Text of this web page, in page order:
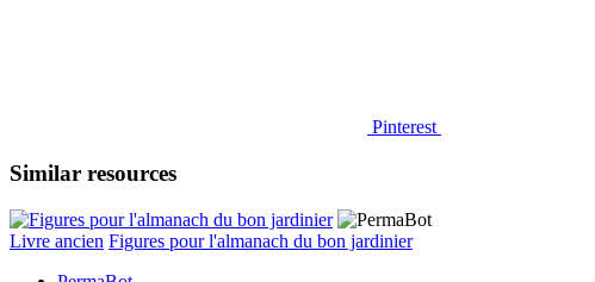
Pinterest
Similar resources
Livre ancien Figures pour l'almanach du bon jardinier